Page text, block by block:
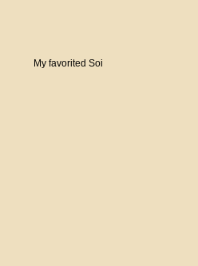
My favorited Soi